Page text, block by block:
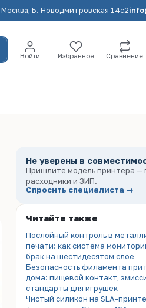
Москва, Б. Новодмитровская 14с2
Войти Избранное Сравнение
Не уверены в
Пришлите модель принтера —
расходники и ЗИП.
Спросить специалиста →
Читайте также
Послойный контроль в
печати: как система
брак на шестидесятом слое
Безопасность филамента при
дома: пищевой контакт,
стандарты для игрушек
Чистый силикон на SLA-